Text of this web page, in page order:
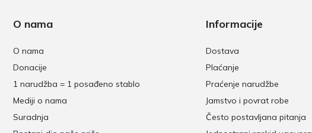
O nama
O nama
Donacije
1 narudžba = 1 posađeno stablo
Mediji o nama
Suradnja
Informacije
Dostava
Plaćanje
Praćenje narudžbe
Jamstvo i povrat robe
Često postavljana pitanja